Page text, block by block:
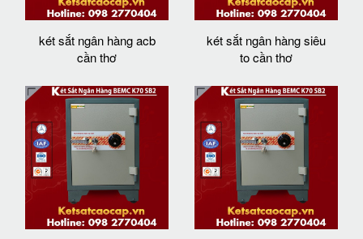
két sắt ngân hàng acb
cần thơ
két sắt ngân hàng siêu
to cần thơ